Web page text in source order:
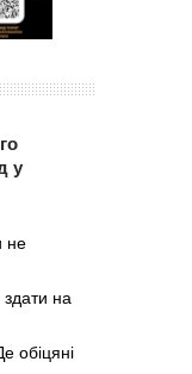
у
не
здати на
обіцяні